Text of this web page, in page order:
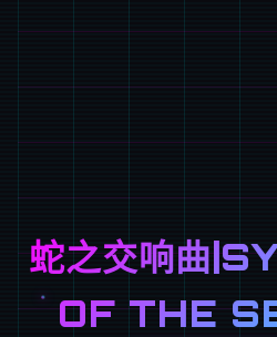
蛇之交响曲
OF THE